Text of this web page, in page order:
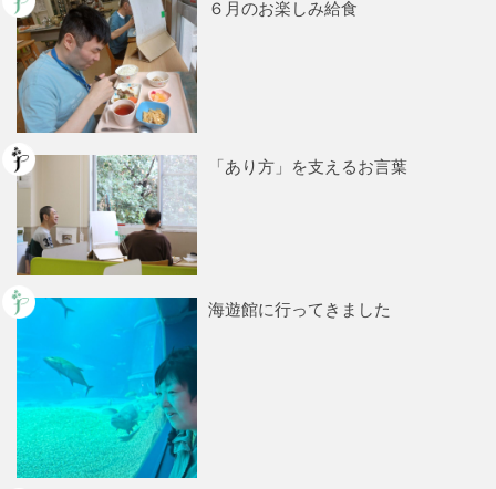
６月のお楽しみ給食
「あり方」を支えるお言葉
海遊館に行ってきました